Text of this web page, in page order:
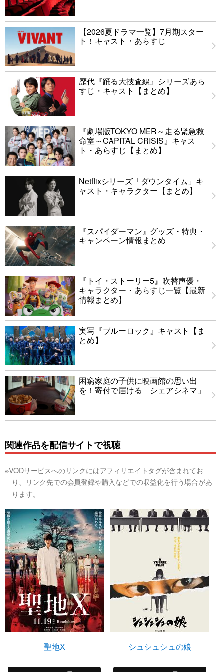
【2026夏ドラマ一覧】7月期スター
ト！キャスト・あらすじ
歴代『踊る大捜査線』シリーズあら
すじ・キャスト【まとめ】
『劇場版TOKYO MER～走る緊急救
命室～CAPITAL CRISIS』キャス
ト・あらすじ【まとめ】
Netflixシリーズ「ダウンタイム」キ
ャスト・キャラクター【まとめ】
『スパイダーマン』グッズ・特典・
キャンペーン情報まとめ
『トイ・ストーリー5』吹替声優・
キャラクター・あらすじ一覧【最新
情報まとめ】
実写『ブルーロック』キャスト【ま
とめ】
困窮家庭の子供に映画館の思い出
を！寄付で届ける「シェアシネマ」
関連作品を配信サイトで視聴
※VODサービスへのリンクにはアフィリエイトタグが含まれてお
り、リンク先での会員登録や購入などでの収益化を行う場合があ
ります。
聖地X シュシュシュの娘